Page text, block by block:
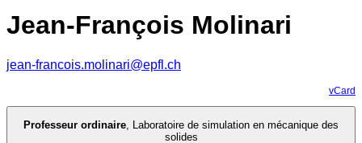
Jean-François Molinari
jean-francois.molinari@epfl.ch
vCard
Professeur ordinaire, Laboratoire de simulation en mécanique des
solides